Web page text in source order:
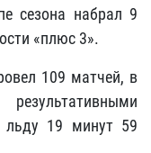
сезона набрал 9
«плюс 3».
109 матчей, в
19 минут 59